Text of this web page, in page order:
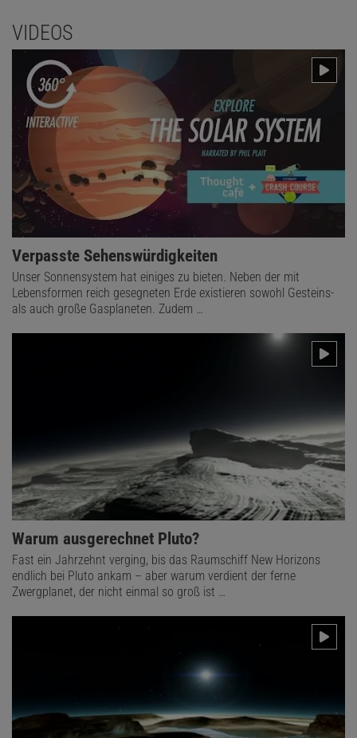
VIDEOS
Verpasste Sehenswürdigkeiten
Unser Sonnensystem hat einiges zu bieten. Neben der mit
Lebensformen reich gesegneten Erde existieren sowohl Gesteins-
als auch große Gasplaneten. Zudem …
Warum ausgerechnet Pluto?
Fast ein Jahrzehnt verging, bis das Raumschiff New Horizons
endlich bei Pluto ankam – aber warum verdient der ferne
Zwergplanet, der nicht einmal so groß ist …